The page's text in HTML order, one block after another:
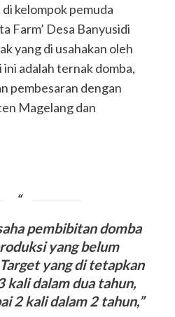
kelompok pemuda
Farm’ Desa Banyusidi
yang di usahakan oleh
ini adalah ternak domba,
pembesaran dengan
Magelang dan
pembibitan domba
yang belum
yang di tetapkan
kali dalam dua tahun,
2 kali dalam 2 tahun,”